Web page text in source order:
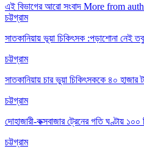
এই বিভাগের আরো সংবাদ More from
চট্টগ্রাম
সাতকানিয়ায় ভূয়া চিকিৎসক :পড়াশোনা নেই
চট্টগ্রাম
সাতকানিয়ায় চার ভুয়া চিকিৎসককে ৪০ হাজার
চট্টগ্রাম
দোহাজারী-কক্সবাজার ট্রেনের গতি ঘণ্টায়
চট্টগ্রাম